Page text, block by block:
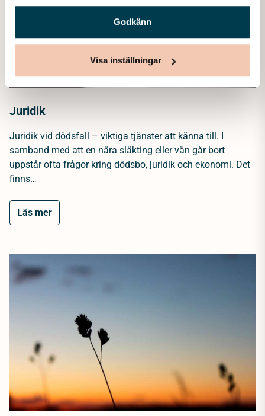
Godkänn
Visa inställningar
Juridik
Juridik vid dödsfall – viktiga tjänster att känna till. I
samband med att en nära släkting eller vän går bort
uppstår ofta frågor kring dödsbo, juridik och ekonomi. Det
finns…
Läs mer